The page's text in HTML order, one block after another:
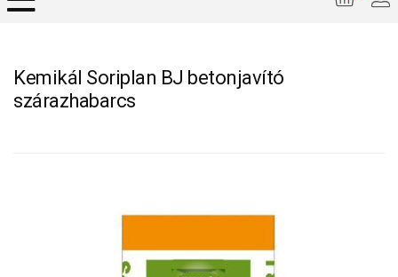
Kemikál Soriplan BJ betonjavító
szárazhabarcs